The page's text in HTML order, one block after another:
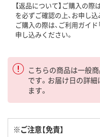
【返品について】ご購入の際
を必ずご確認の上、お申し込
ご購入の際は、ご利用ガイド
申し込みください。
こちらの商品は一般
です。お届け日の詳
ます。
※ご注意【免責】